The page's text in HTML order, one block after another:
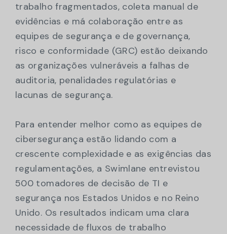
trabalho fragmentados, coleta manual de
evidências e má colaboração entre as
equipes de segurança e de governança,
risco e conformidade (GRC) estão deixando
as organizações vulneráveis a falhas de
auditoria, penalidades regulatórias e
lacunas de segurança.
Para entender melhor como as equipes de
cibersegurança estão lidando com a
crescente complexidade e as exigências das
regulamentações, a Swimlane entrevistou
500 tomadores de decisão de TI e
segurança nos Estados Unidos e no Reino
Unido. Os resultados indicam uma clara
necessidade de fluxos de trabalho